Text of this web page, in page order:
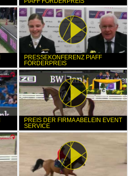
PRESSEKONFERENZ PIAFF
FÖRDERPREIS
PREIS DER FIRMA ABELEIN EVENT
SERVICE